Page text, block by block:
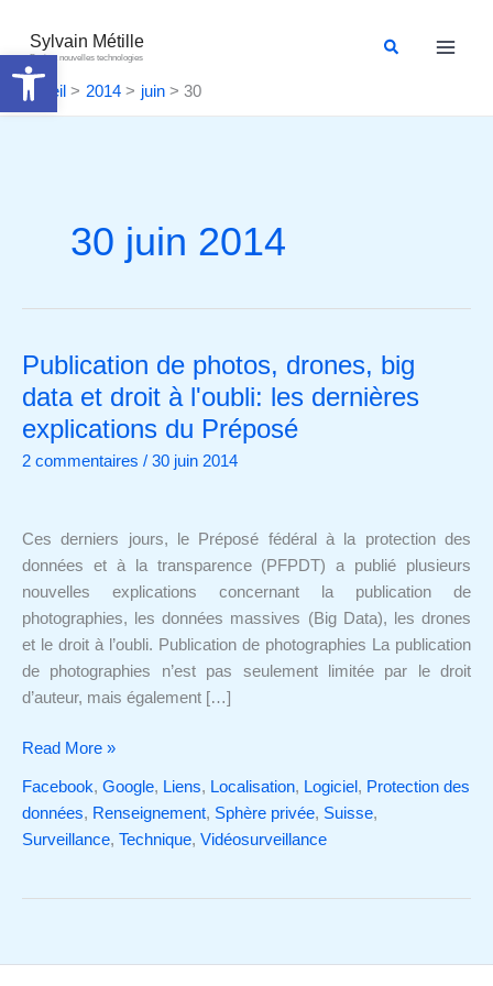
Ouvrir la barre d’outils
contenu
Sylvain Métille
Droit et nouvelles technologies
Rechercher
Accueil 2014 juin 30
30 juin 2014
Publication de photos, drones, big
data et droit à l'oubli: les dernières
explications du Préposé
2 commentaires / 30 juin 2014
Ces derniers jours, le Préposé fédéral à la protection des
données et à la transparence (PFPDT) a publié plusieurs
nouvelles explications concernant la publication de
photographies, les données massives (Big Data), les drones
et le droit à l’oubli. Publication de photographies La publication
de photographies n’est pas seulement limitée par le droit
d’auteur, mais également […]
Publication
de
drones,
big
droit
à
l'oubli:
les
dernières
explications
du
Read More »
Facebook, Google, Liens, Localisation, Logiciel , Protection des
données, Renseignement, Sphère privée, Suisse,
Surveillance, Technique, Vidéosurveillance